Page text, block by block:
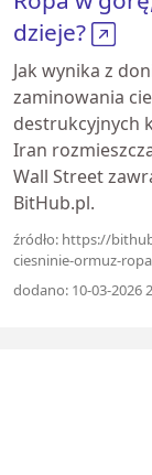
dzieje?
Jak wynika z
zaminowania
destrukcyjnych
Iran
Wall Street
BitHub.pl.
źródło: https://
ciesninie-ormuz-
dodano: 10-03-2026